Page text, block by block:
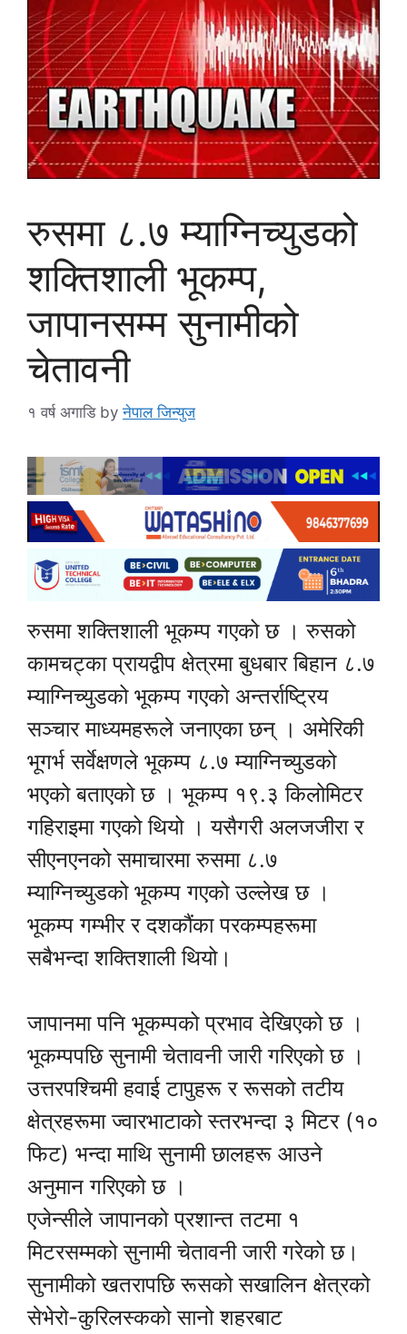
रुसमा ८.७ म्याग्निच्युडको
शक्तिशाली भूकम्प,
जापानसम्म सुनामीको
चेतावनी
१ वर्ष अगाडि byनेपाल जिन्युज
रुसमा शक्तिशाली भूकम्प गएको छ । रुसको
कामचट्का प्रायद्वीप क्षेत्रमा बुधबार बिहान ८.७
म्याग्निच्युडको भूकम्प गएको अन्तर्राष्ट्रिय
सञ्चार माध्यमहरूले जनाएका छन् । अमेरिकी
भूगर्भ सर्वेक्षणले भूकम्प ८.७ म्याग्निच्युडको
भएको बताएको छ । भूकम्प १९.३ किलोमिटर
गहिराइमा गएको थियो । यसैगरी अलजजीरा र
सीएनएनको समाचारमा रुसमा ८.७
म्याग्निच्युडको भूकम्प गएको उल्लेख छ ।
भूकम्प गम्भीर र दशकौंका परकम्पहरूमा
सबैभन्दा शक्तिशाली थियो।
जापानमा पनि भूकम्पको प्रभाव देखिएको छ ।
भूकम्पपछि सुनामी चेतावनी जारी गरिएको छ ।
उत्तरपश्चिमी हवाई टापुहरू र रूसको तटीय
क्षेत्रहरूमा ज्वारभाटाको स्तरभन्दा ३ मिटर (१०
फिट) भन्दा माथि सुनामी छालहरू आउने
अनुमान गरिएको छ ।
एजेन्सीले जापानको प्रशान्त तटमा १
मिटरसम्मको सुनामी चेतावनी जारी गरेको छ।
सुनामीको खतरापछि रूसको सखालिन क्षेत्रको
सेभेरो-कुरिलस्कको सानो शहरबाट